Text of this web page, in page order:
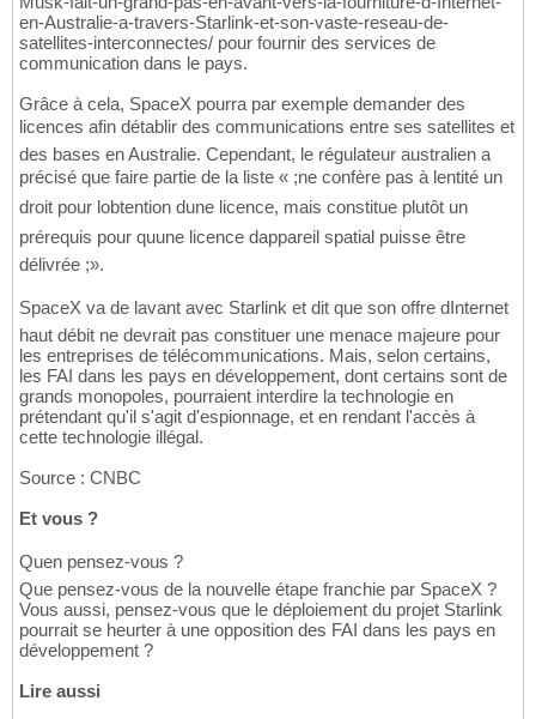
en-Australie-a-travers-Starlink-et-son-vaste-reseau-de-
satellites-interconnectes/ pour fournir des services de
communication dans le pays.
Grâce à cela, SpaceX pourra par exemple demander des
licences afin détablir des communications entre ses satellites et
des bases en Australie. Cependant, le régulateur australien a
précisé que faire partie de la liste « ;ne confère pas à lentité un
droit pour lobtention dune licence, mais constitue plutôt un
prérequis pour quune licence dappareil spatial puisse être
délivrée ;».
SpaceX va de lavant avec Starlink et dit que son offre dInternet
haut débit ne devrait pas constituer une menace majeure pour
les entreprises de télécommunications. Mais, selon certains,
les FAI dans les pays en développement, dont certains sont de
grands monopoles, pourraient interdire la technologie en
prétendant qu'il s'agit d'espionnage, et en rendant l'accès à
cette technologie illégal.
Source : CNBC
Et vous ?
Quen pensez-vous ?
Que pensez-vous de la nouvelle étape franchie par SpaceX ?
Vous aussi, pensez-vous que le déploiement du projet Starlink
pourrait se heurter à une opposition des FAI dans les pays en
développement ?
Lire aussi